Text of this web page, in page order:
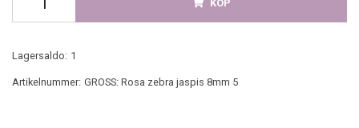
KÖP
Lagersaldo: 1
Artikelnummer: GROSS: Rosa zebra jaspis 8mm 5